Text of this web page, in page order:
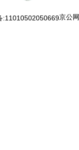
京公